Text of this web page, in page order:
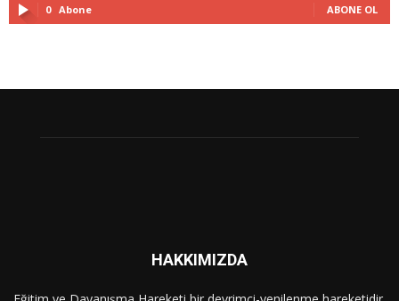
0 Abone ABONE OL
HAKKIMIZDA